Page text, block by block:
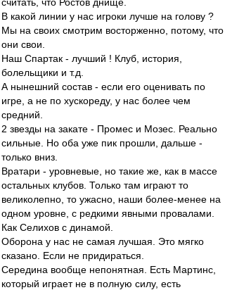
В какой линии у нас игроки лучше на голову ?
Мы на своих смотрим восторженно, потому, что
они свои.
Наш Спартак - лучший ! Клуб, история,
болельщики и т.д.
А нынешний состав - если его оценивать по
игре, а не по хускореду, у нас более чем
средний.
2 звезды на закате - Промес и Мозес. Реально
сильные. Но оба уже пик прошли, дальше -
только вниз.
Вратари - уровневые, но такие же, как в массе
остальных клубов. Только там играют то
великолепно, то ужасно, наши более-менее на
одном уровне, с редкими явными провалами.
Как Селихов с динамой.
Оборона у нас не самая лучшая. Это мягко
сказано. Если не придираться.
Середина вообще непонятная. Есть Мартинс,
который играет не в полную силу, есть